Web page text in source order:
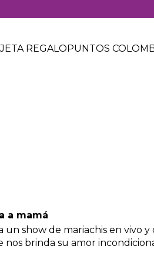
REGALOPUNTOS
a mamá
un show de mariachis en vivo
nos brinda su amor